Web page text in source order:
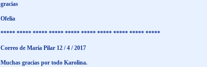
gracias
Ofelia
***** ***** ***** ***** ***** ***** ***** ***** ***** *****
Correo de María Pilar 12 / 4 / 2017
Muchas gracias por todo Karolina.